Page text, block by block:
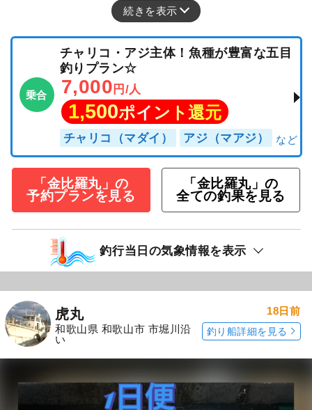
続きを表示
乗合
チャリコ・アジ主体！魚種が豊富な五目
釣りプラン☆
7,000 円/人
1,500ポイント還元
チャリコ（マダイ） アジ（マアジ）
「金比羅丸」の
予約プランを見る
「金比羅丸」の
全ての釣果を見る
釣行当日の気象情報を表示
虎丸
和歌山県 和歌山市 市堀川沿
い
18日前
釣り船詳細を見る